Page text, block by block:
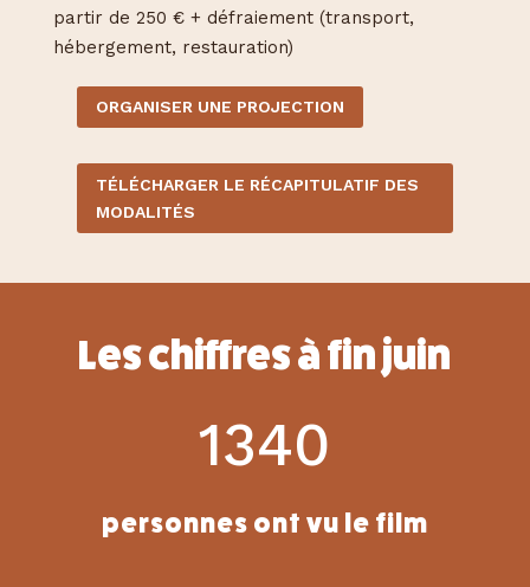
partir de 250 € + défraiement (transport,
hébergement, restauration)
ORGANISER UNE PROJECTION
TÉLÉCHARGER LE RÉCAPITULATIF DES
MODALITÉS
Les chiffres à fin juin
1340
personnes ont vu le film